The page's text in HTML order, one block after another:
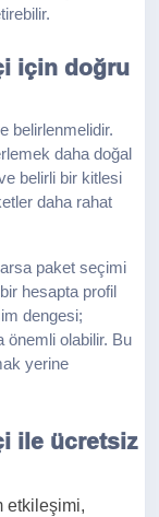
için doğru
belirlenmelidir.
daha doğal
belirli bir kitlesi
daha rahat
paket seçimi
hesapta profil
dengesi;
önemli olabilir. Bu
yerine
ile ücretsiz
etkileşimi,